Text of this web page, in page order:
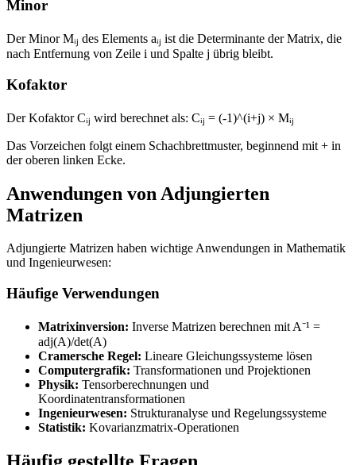
Minor
Der Minor Mᵢⱼ des Elements aᵢⱼ ist die Determinante der Matrix, die
nach Entfernung von Zeile i und Spalte j übrig bleibt.
Kofaktor
Der Kofaktor Cᵢⱼ wird berechnet als: Cᵢⱼ = (-1)^(i+j) × Mᵢⱼ
Das Vorzeichen folgt einem Schachbrettmuster, beginnend mit + in
der oberen linken Ecke.
Anwendungen von Adjungierten
Matrizen
Adjungierte Matrizen haben wichtige Anwendungen in Mathematik
und Ingenieurwesen:
Häufige Verwendungen
Matrixinversion: Inverse Matrizen berechnen mit A⁻¹ =
adj(A)/det(A)
Cramersche Regel: Lineare Gleichungssysteme lösen
Computergrafik: Transformationen und Projektionen
Physik: Tensorberechnungen und
Koordinatentransformationen
Ingenieurwesen: Strukturanalyse und Regelungssysteme
Statistik: Kovarianzmatrix-Operationen
Häufig gestellte Fragen